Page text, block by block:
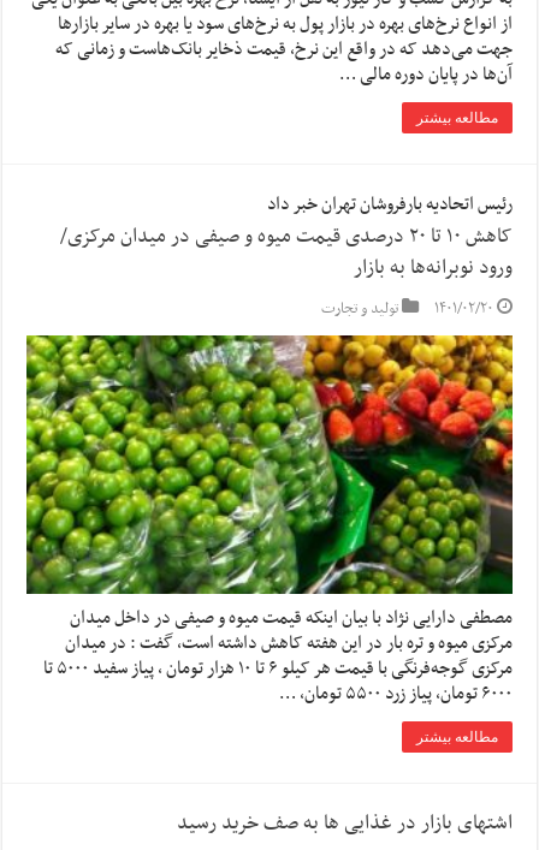
از انواع نرخ‌های بهره در بازار پول به نرخ‌های سود یا بهره در سایر بازارها
جهت می‌دهد که در واقع این نرخ، قیمت ذخایر بانک‌هاست و زمانی که
آن‌ها در پایان دوره مالی …
مطالعه بیشتر
رئیس اتحادیه بارفروشان تهران خبر داد
کاهش ۱۰ تا ۲۰ درصدی قیمت میوه و صیفی در میدان مرکزی/
ورود نوبرانه‌ها به بازار
۱۴۰۱/۰۲/۲۰ تولید و تجارت
مصطفی دارایی نژاد با بیان اینکه قیمت میوه و صیفی در داخل میدان
مرکزی میوه و تره بار در این هفته کاهش داشته است، گفت : در میدان
مرکزی گوجه‌فرنگی با قیمت هر کیلو ۶ تا ۱۰ هزار تومان ، پیاز سفید ۵۰۰۰ تا
۶۰۰۰ تومان، پیاز زرد ۵۵۰۰ تومان‌، …
مطالعه بیشتر
اشتهای بازار در غذایی ها به صف خرید رسید